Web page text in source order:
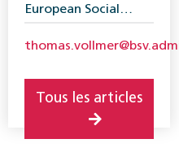
European Social
Executive MPA
générations et
société, OFAS.
Tous les articles